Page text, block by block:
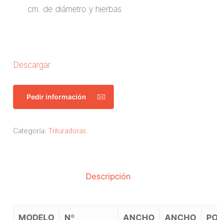
cm. de diámetro y hierbas
Descargar
Pedir información
Categoría: Trituradoras
Descripción
MODELO
Nº
ANCHO
ANCHO